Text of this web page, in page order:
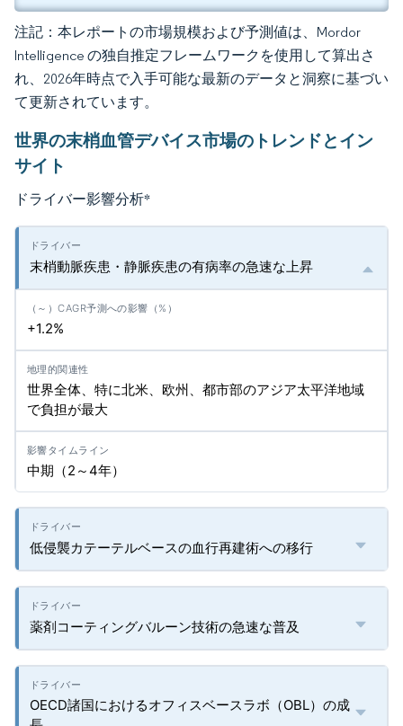
注記：本レポートの市場規模および予測値は、Mordor
Intelligence の独自推定フレームワークを使用して算出さ
れ、2026年時点で入手可能な最新のデータと洞察に基づい
て更新されています。
世界の末梢血管デバイス市場のトレンドとイン
サイト
ドライバー影響分析*
末梢動脈疾患・静脈疾患の有病率の急速な上昇
+1.2%
世界全体、特に北米、欧州、都市部のアジア太平洋地域
で負担が最大
中期（2～4年）
低侵襲カテーテルベースの血行再建術への移行
薬剤コーティングバルーン技術の急速な普及
OECD諸国におけるオフィスベースラボ（OBL）の成